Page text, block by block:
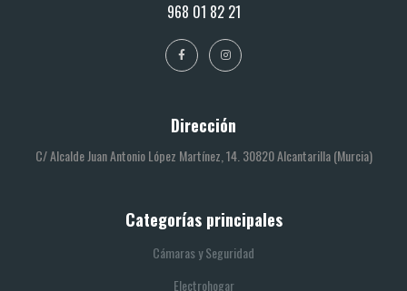
968 01 82 21
Dirección
C/ Alcalde Juan Antonio López Martínez, 14. 30820 Alcantarilla (Murcia)
Categorías principales
Cámaras y Seguridad
Electrohogar